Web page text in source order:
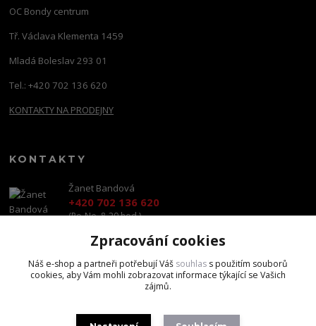
OC Bondy centrum
Tř. Václava Klementa 1459
Mladá Boleslav 293 01
Tel.: +420 702 136 620
KONTAKTY NA PRODEJNY
KONTAKTY
Žanet Bandová
+420 702 136 620
(Po-Ne, 8-20 hod.)
shop@brandscapital.cz
Zpracování cookies
Náš e-shop a partneři potřebují Váš souhlas s použitím souborů
cookies, aby Vám mohli zobrazovat informace týkající se Vašich
zájmů.